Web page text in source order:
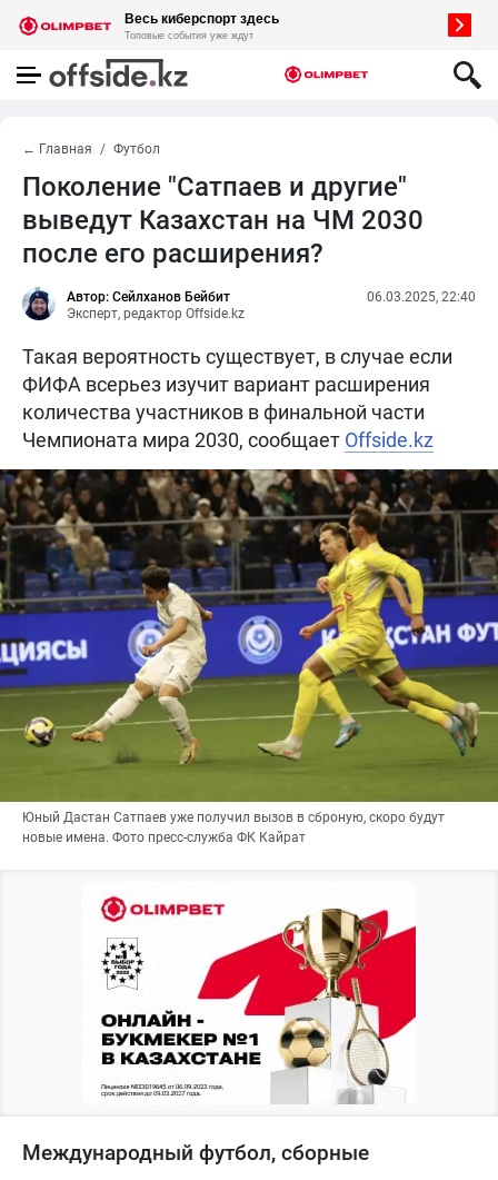
← Главная Футбол
Поколение "Сатпаев и другие"
выведут Казахстан на ЧМ 2030
после его расширения?
Автор: Сейлханов Бейбит
Эксперт, редактор Offside.kz
06.03.2025, 22:40
Такая вероятность существует, в случае если
ФИФА всерьез изучит вариант расширения
количества участников в финальной части
Чемпионата мира 2030, сообщает Offside.kz
Юный Дастан Сатпаев уже получил вызов в сброную, скоро будут
новые имена. Фото пресс-служба ФК Кайрат
Международный футбол, сборные